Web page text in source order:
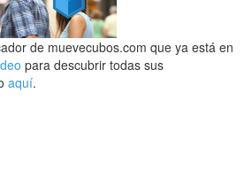
de muevecubos.com que ya está en
para descubrir todas sus
aquí.